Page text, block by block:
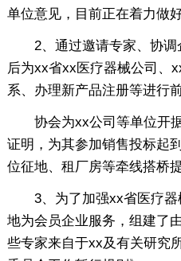
单位意见，目前正在着力做
2、通过邀请专家、协调
后为xx省xx医疗器械公司、
系、办理新产品注册等进行
协会为xx公司等单位开据
证明，为其参加销售投标起
位征地、租厂房等牵线搭桥
3、为了加强xx省医疗器
地为会员企业服务，组建了
些专家来自于xx及有关研究